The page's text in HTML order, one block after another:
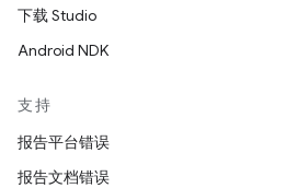
下载 Studio
Android NDK
支持
报告平台错误
报告文档错误